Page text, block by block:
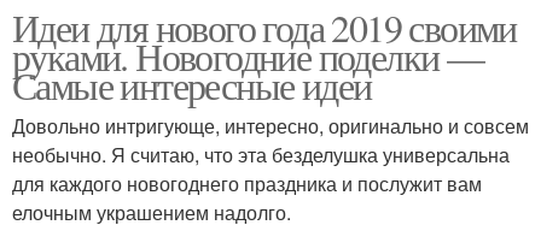
Идеи для нового года 2019 своими
руками. Новогодние поделки —
Самые интересные идеи
Довольно интригующе, интересно, оригинально и совсем
необычно. Я считаю, что эта безделушка универсальна
для каждого новогоднего праздника и послужит вам
елочным украшением надолго.